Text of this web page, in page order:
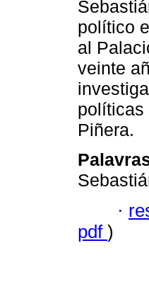
político
al
veinte
políticas
Piñera.
·
pdf )